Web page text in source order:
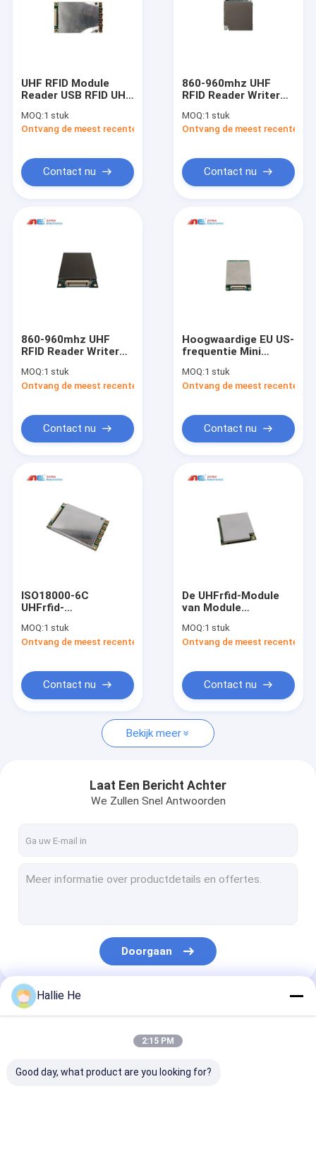
Ongeveer ons
Fabrieksreis
Nieuws
Verzoek om een Citaat
De Lezer van IOT RFID
Desktoprfid Lezer
Vaste RFID-Lezer
RFID lezer Module
Medio Waaierrfid Lezer
UHF RFID Module
Reader USB RFID UHF
0,2 Meter EPC Global
Class 1 Gen2
MOQ:1 stuk
Ontvang de meest recente Prijs
Contact nu
860-960mhz UHF
RFID Reader Writer
Ondersteuning
ISO18000 6C EPC
SDK
MOQ:1 stuk
Ontvang de meest recente
Contact nu
860-960mhz UHF
RFID Reader Writer
Ondersteuning
ISO18000-6C ((EPC
MOQ:1 stuk
Ontvang de meest recente Prijs
Contact nu
Hoogwaardige EU US-
frequentie Mini
RFID-lezer-
schrijfmodule
MOQ:1 stuk
Ontvang de meest recente
Contact nu
ISO18000-6C
UHFrfid-
Power1-32dBm voor
de Machine van de
MOQ:1 stuk
Ontvang de meest recente Prijs
Contact nu
De UHFrfid-Module
van Module
van de
Microchiplezer voor
de Self - servicekiosk
MOQ:1 stuk
Ontvang de meest recente
Contact nu
Bekijk meer
Laat Een Bericht Achter
We Zullen Snel Antwoorden
Doorgaan
Onze Categorieën
Hallie He
2:15 PM
Good day, what product are you looking for?